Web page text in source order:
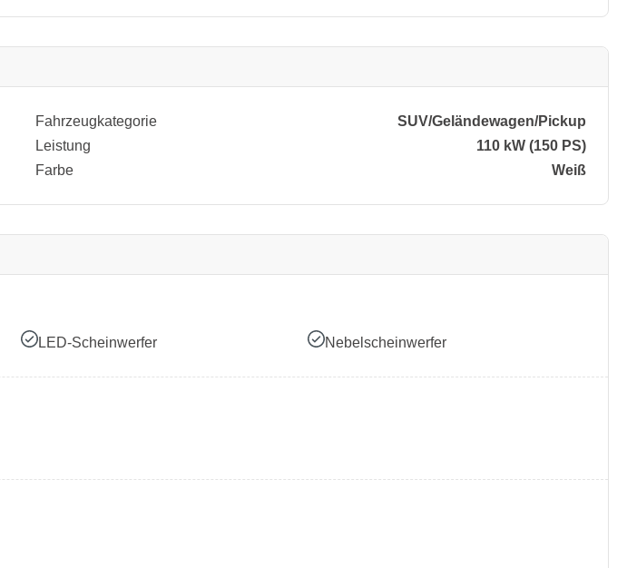
Fahrzeugkategorie
SUV/​Geländewagen/​Pickup
Leistung
110 kW (150 PS)
Farbe
Weiß
LED-Scheinwerfer Nebelscheinwerfer